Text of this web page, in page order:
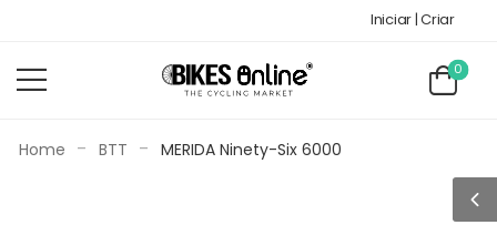
Iniciar | Criar
0
Home - BTT - MERIDA Ninety-Six 6000